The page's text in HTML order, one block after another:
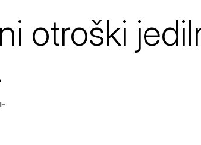
otroški